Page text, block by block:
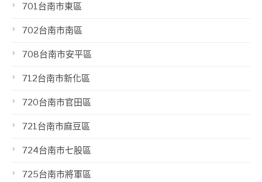
701台南市東區
702台南市南區
708台南市安平區
712台南市新化區
720台南市官田區
721台南市麻豆區
724台南市七股區
725台南市將軍區